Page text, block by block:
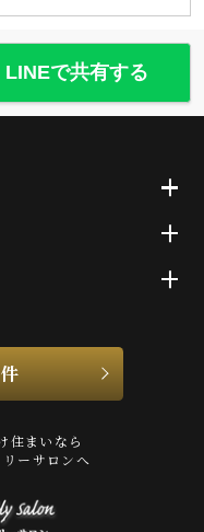
LINEで共有する
住まいなら
ーサロンへ